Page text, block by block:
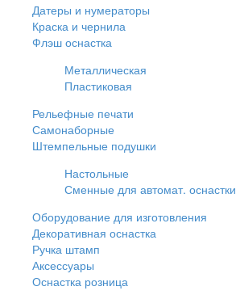
Датеры и нумераторы
Краска и чернила
Флэш оснастка
Металлическая
Пластиковая
Рельефные печати
Самонаборные
Штемпельные подушки
Настольные
Сменные для автомат. оснастки
Оборудование для изготовления
Декоративная оснастка
Ручка штамп
Аксессуары
Оснастка розница